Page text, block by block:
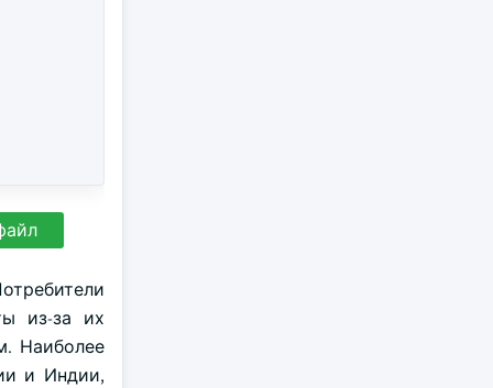
из-за их
Наиболее
и Индии,